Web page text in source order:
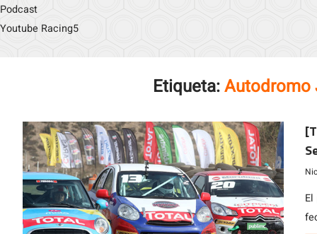
Podcast
Youtube Racing5
Etiqueta:Autodromo